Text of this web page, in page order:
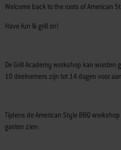
De Grill Academy workshop kan worden
Tijdens de American Style BBQ